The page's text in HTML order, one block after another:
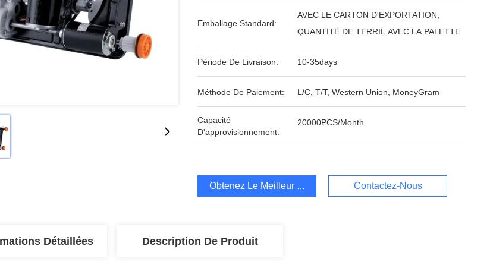
Emballage Standard:
AVEC LE CARTON D'EXPORTATION,
QUANTITÉ DE TERRIL AVEC LA PALETTE
Période De Livraison: 10-35days
Méthode De Paiement: L/C, T/T, Western Union, MoneyGram
Capacité
D'approvisionnement:
20000PCS/Month
Obtenez Le Meilleur Prix Contactez-Nous
Détaillées Description De Produit